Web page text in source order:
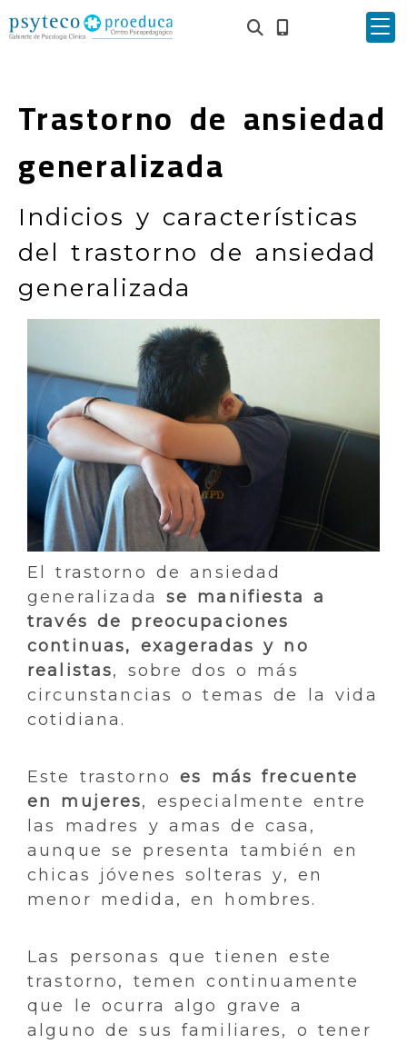
Trastorno de ansiedad
generalizada
Indicios y características
del trastorno de ansiedad
generalizada
El trastorno de ansiedad
generalizada
se manifiesta a
través de preocupaciones
continuas, exageradas y no
realistas, sobre dos o más
circunstancias o temas de la vida
cotidiana.
Este trastorno es más frecuente
en mujeres, especialmente entre
las madres y amas de casa,
aunque se presenta también en
chicas jóvenes solteras y, en
menor medida, en hombres.
Las personas que tienen este
trastorno, temen continuamente
que le ocurra algo grave a
alguno de sus familiares, o tener